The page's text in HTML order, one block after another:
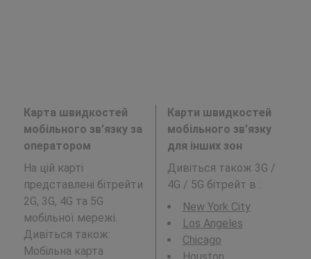
Карта швидкостей
мобільного зв’язку за
оператором
На цій карті
представлені бітрейти
2G, 3G, 4G та 5G
мобільної мережі.
Дивіться також:
Мобільна карта
Карти швидкостей
мобільного зв’язку
для інших зон
Дивіться також 3G /
4G / 5G бітрейт в :
New York City
Los Angeles
Chicago